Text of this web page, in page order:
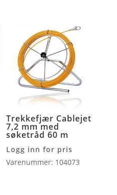
Trekkefjær Cablejet
7,2 mm med
søketråd 60 m
Logg inn for pris
Varenummer: 104073